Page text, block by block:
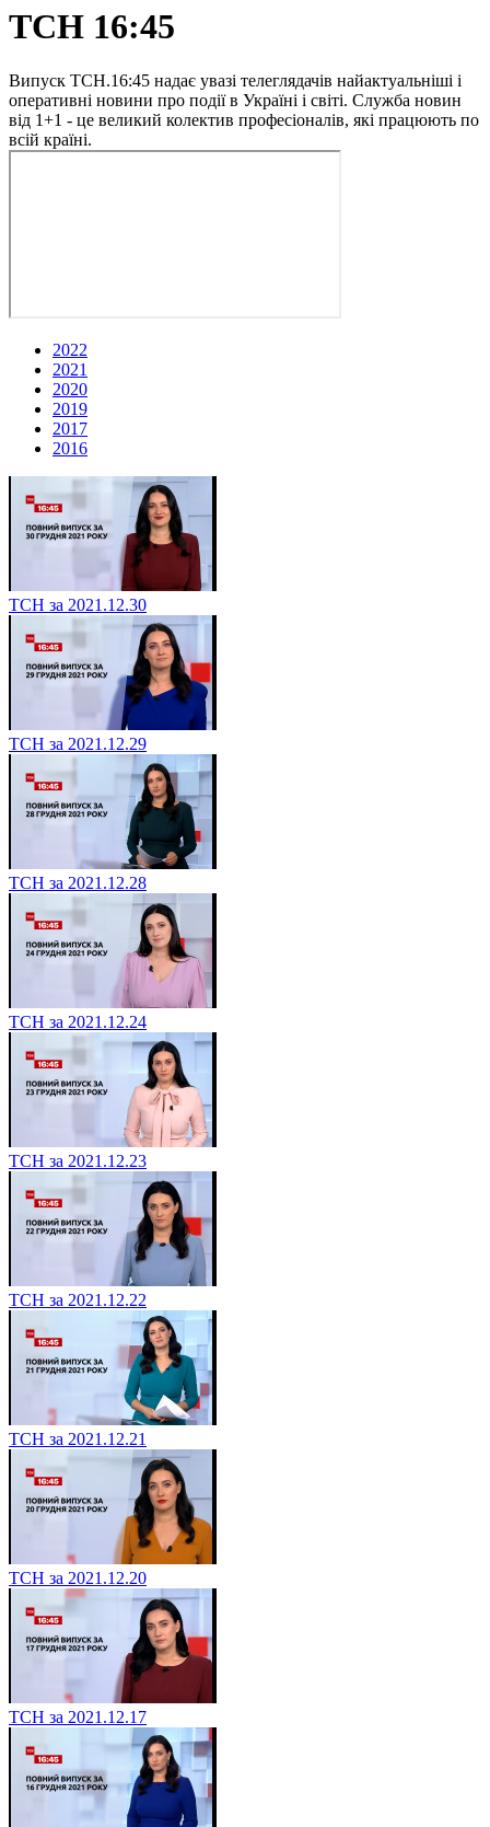
ТСН 16:45
Випуск ТСН.16:45 надає увазі телеглядачів найактуальніші і
оперативні новини про події в Україні і світі. Служба новин
від 1+1 - це великий колектив професіоналів, які працюють по
всій країні.
2022
2021
2020
2019
2017
2016
ТСН за 2021.12.30
ТСН за 2021.12.29
ТСН за 2021.12.28
ТСН за 2021.12.24
ТСН за 2021.12.23
ТСН за 2021.12.22
ТСН за 2021.12.21
ТСН за 2021.12.20
ТСН за 2021.12.17